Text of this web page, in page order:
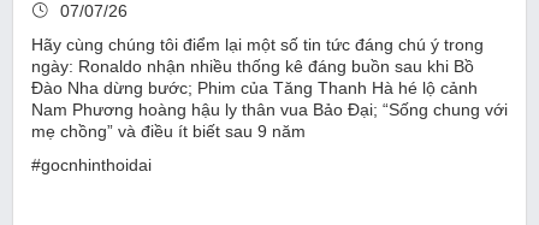
07/07/26
Hãy cùng chúng tôi điểm lại một số tin tức đáng chú ý trong
ngày: Ronaldo nhận nhiều thống kê đáng buồn sau khi Bồ
Đào Nha dừng bước; Phim của Tăng Thanh Hà hé lộ cảnh
Nam Phương hoàng hậu ly thân vua Bảo Đại; “Sống chung với
mẹ chồng” và điều ít biết sau 9 năm
#gocnhinthoidai